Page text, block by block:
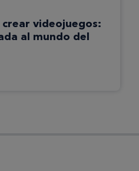
videojuegos:
al mundo del